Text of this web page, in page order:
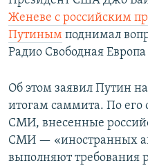
Женеве с российским
Путиным поднимал
Радио Свободная Европа
Об этом заявил Путин
итогам саммита. По его
СМИ, внесенные
СМИ — «иностранных
выполняют требования